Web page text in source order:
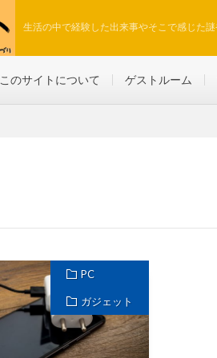
生活の中で経験した出来事やそこで感じた
このサイトについて ゲストルーム
PC
ガジェット